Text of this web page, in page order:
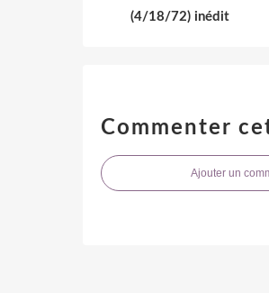
(4/18/72) inédit
Commenter
Ajouter un